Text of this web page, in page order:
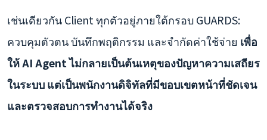
เช่นเดียวกัน Client ทุกตัวอยู่ภายใต้กรอบ GUARDS:
ควบคุมตัวตน บันทึกพฤติกรรม และจำกัดค่าใช้จ่าย เพื่อ
ให้ AI Agent ไม่กลายเป็นต้นเหตุของปัญหาความเสถียร
ในระบบ แต่เป็นพนักงานดิจิทัลที่มีขอบเขตหน้าที่ชัดเจน
และตรวจสอบการทำงานได้จริง